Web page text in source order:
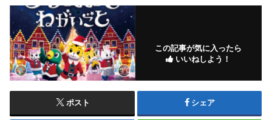
この記事が気に入ったら
いいねしよう！
ポスト シェア